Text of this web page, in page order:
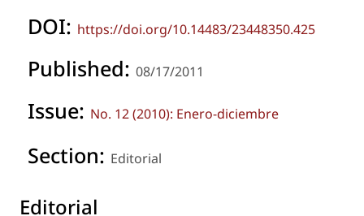
DOI: https://doi.org/10.14483/23448350.425
Published: 08/17/2011
Issue: No. 12 (2010): Enero-diciembre
Section: Editorial
Editorial